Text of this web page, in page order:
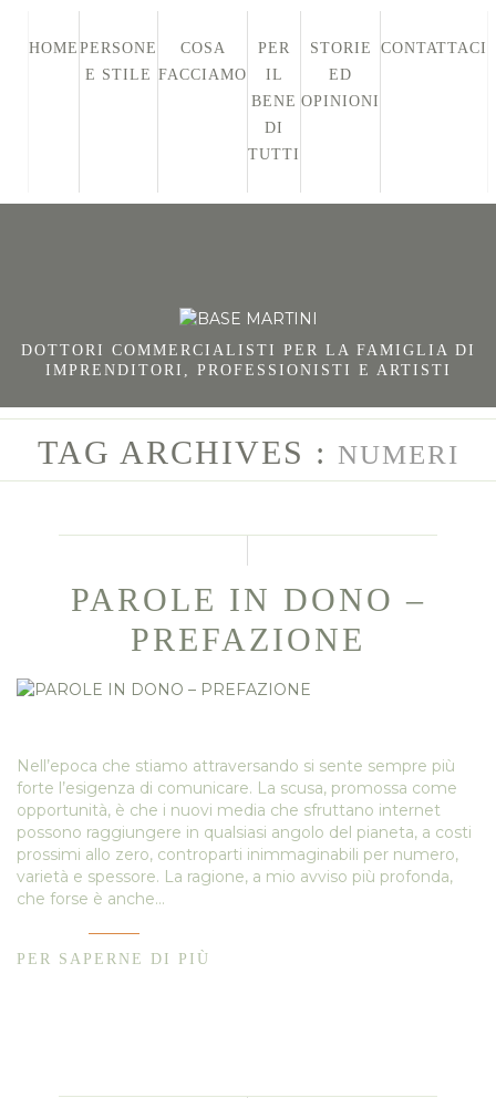
HOME PERSONE
E STILE
COSA
FACCIAMO
PER
IL
BENE
DI
TUTTI
STORIE
ED
OPINIONI
CONTATTACI
DOTTORI COMMERCIALISTI PER LA FAMIGLIA DI
IMPRENDITORI, PROFESSIONISTI E ARTISTI
TAG ARCHIVES : NUMERI
PAROLE IN DONO –
PREFAZIONE
Nell’epoca che stiamo attraversando si sente sempre più
forte l’esigenza di comunicare. La scusa, promossa come
opportunità, è che i nuovi media che sfruttano internet
possono raggiungere in qualsiasi angolo del pianeta, a costi
prossimi allo zero, controparti inimmaginabili per numero,
varietà e spessore. La ragione, a mio avviso più profonda,
che forse è anche…
PER SAPERNE DI PIÙ